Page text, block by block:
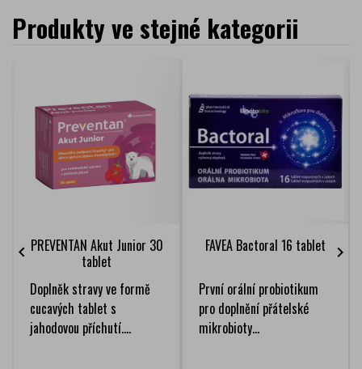
Produkty ve stejné kategorii
PREVENTAN Akut Junior 30
tablet
Doplněk stravy ve formě
cucavých tablet s
jahodovou příchutí....
FAVEA Bactoral 16 tablet
První orální probiotikum
pro doplnění přátelské
mikrobioty...
 